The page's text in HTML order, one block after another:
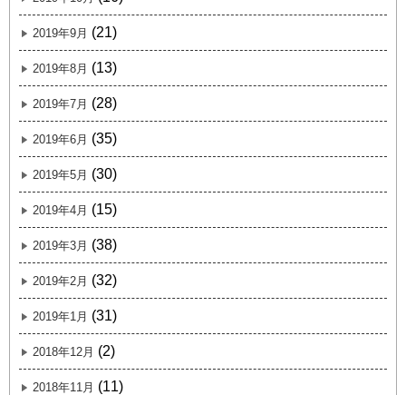
2019年9月 (21)
2019年8月 (13)
2019年7月 (28)
2019年6月 (35)
2019年5月 (30)
2019年4月 (15)
2019年3月 (38)
2019年2月 (32)
2019年1月 (31)
2018年12月 (2)
2018年11月 (11)